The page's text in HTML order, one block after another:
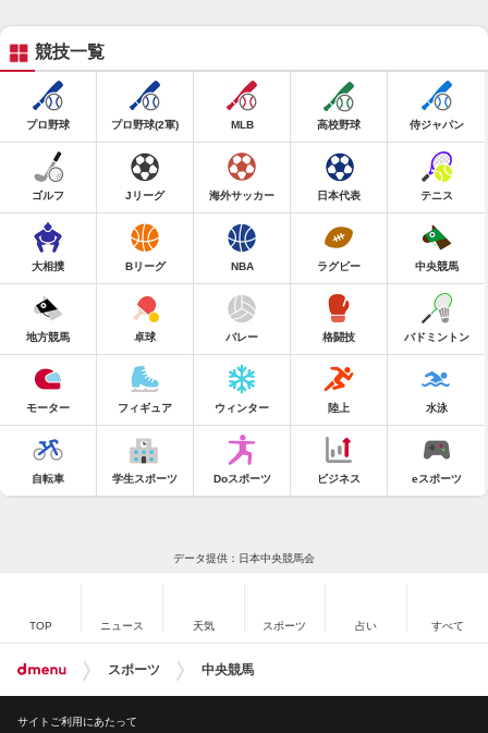
競技一覧
プロ野球 プロ野球(2軍) MLB 高校野球 侍ジャパン
ゴルフ Jリーグ 海外サッカー 日本代表 テニス
大相撲 Bリーグ NBA ラグビー 中央競馬
地方競馬 卓球 バレー 格闘技 バドミントン
モーター フィギュア ウィンター 陸上 水泳
自転車 学生スポーツ Doスポーツ ビジネス eスポーツ
データ提供：日本中央競馬会
TOP ニュース 天気 スポーツ 占い すべて
スポーツ 中央競馬
サイトご利用にあたって